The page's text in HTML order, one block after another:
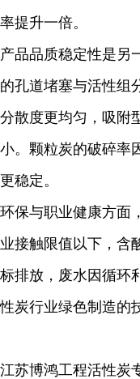
率提升一倍。
产品品质稳定性是另
的孔道堵塞与活性组
分散度更均匀，吸附
小。颗粒炭的破碎率
更稳定。
环保与职业健康方面
业接触限值以下，含
标排放，废水因循环
性炭行业绿色制造的
江苏博鸿工程活性炭